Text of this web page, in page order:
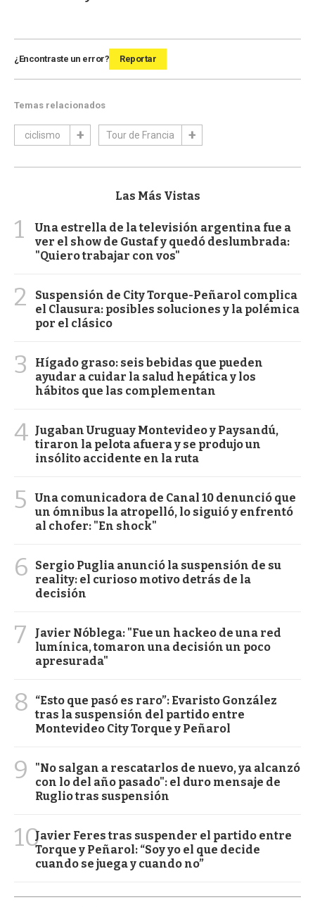
¿Encontraste un error? Reportar
Temas relacionados
ciclismo Tour de Francia
Las Más Vistas
1
Una estrella de la televisión argentina fue a
ver el show de Gustaf y quedó deslumbrada:
"Quiero trabajar con vos"
2
Suspensión de City Torque-Peñarol complica
el Clausura: posibles soluciones y la polémica
por el clásico
3
Hígado graso: seis bebidas que pueden
ayudar a cuidar la salud hepática y los
hábitos que las complementan
4 Jugaban Uruguay Montevideo y Paysandú,
tiraron la pelota afuera y se produjo un
insólito accidente en la ruta
5
Una comunicadora de Canal 10 denunció que
un ómnibus la atropelló, lo siguió y enfrentó
al chofer: "En shock"
6
Sergio Puglia anunció la suspensión de su
reality: el curioso motivo detrás de la
decisión
7
Javier Nóblega: "Fue un hackeo de una red
lumínica, tomaron una decisión un poco
apresurada"
8
“Esto que pasó es raro”: Evaristo González
tras la suspensión del partido entre
Montevideo City Torque y Peñarol
9
"No salgan a rescatarlos de nuevo, ya alcanzó
con lo del año pasado": el duro mensaje de
Ruglio tras suspensión
10Javier Feres tras suspender el partido entre
Torque y Peñarol: “Soy yo el que decide
cuando se juega y cuando no”